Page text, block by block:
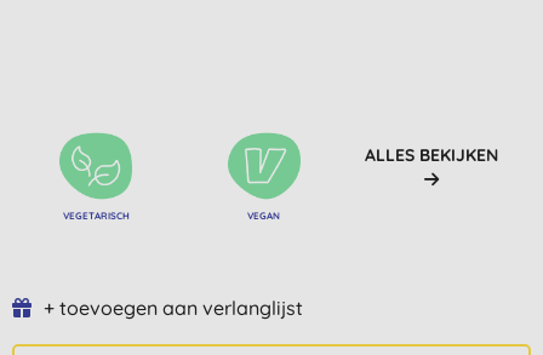
VEGETARISCH VEGAN
ALLES BEKIJKEN
+ toevoegen aan verlanglijst